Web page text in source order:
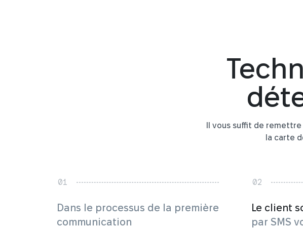
Il vous suffit de
la carte
Dans le processus de la première
communication
Le client
par SMS